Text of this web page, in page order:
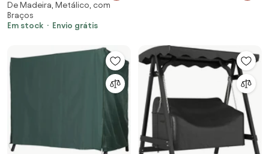
Lugares Encosto Apoios Braços
Madeira Aço Resistente
122x60x80 cm Carga 230 kg |
De Madeira, Metálico, com
Braços
Em stock
Envio grátis